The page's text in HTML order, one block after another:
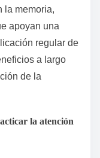
la memoria,
apoyan una
regular de
a largo
de la
la atención